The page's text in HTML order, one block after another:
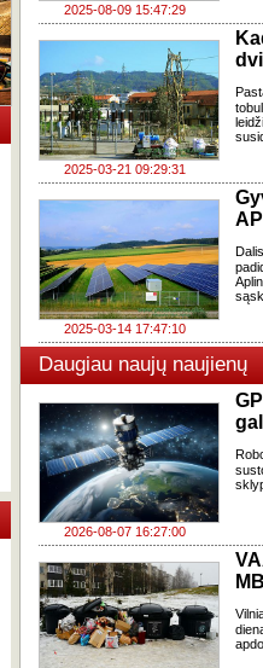
2025-08-09 15:47:29
2025-03-21 09:29:31
2025-03-14 17:47:10
Daugiau naujų naujienų
2026-08-07 16:27:00